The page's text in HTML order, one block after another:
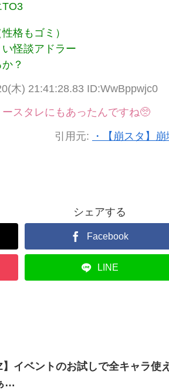
TO3
格もゴミ）
怪談アドラー
？
木) 21:41:28.83 ID:WwBppwjc0
スタレにもあったんですね🥺
引用元: ・【崩スタ】
シェアする
Facebook
LINE
】イベントのお試しで全キャラ
…